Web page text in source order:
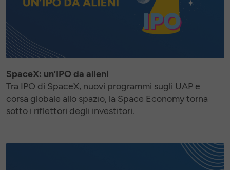
SpaceX: un’IPO da alieni
Tra IPO di SpaceX, nuovi programmi sugli UAP e
corsa globale allo spazio, la Space Economy torna
sotto i riflettori degli investitori.